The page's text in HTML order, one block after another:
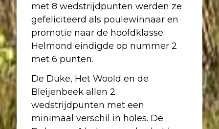
met 8 wedstrijdpunten werden ze
gefeliciteerd als poulewinnaar en
promotie naar de hoofdklasse.
Helmond eindigde op nummer 2
met 6 punten.
De Duke, Het Woold en de
Bleijenbeek allen 2
wedstrijdpunten met een
minimaal verschil in holes. De